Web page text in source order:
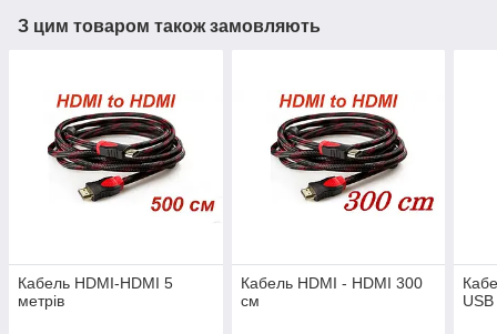
З цим товаром також замовляють
Кабель HDMI-HDMI 5
метрів
Кабель HDMI - HDMI 300
см